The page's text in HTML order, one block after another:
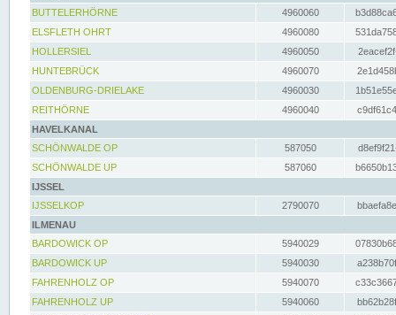
BUTTELERHÖRNE
4960060
ELSFLETH OHRT
4960080
HOLLERSIEL
4960050
HUNTEBRÜCK
4960070
OLDENBURG-DRIELAKE
4960030
REITHÖRNE
4960040
HAVELKANAL
SCHÖNWALDE OP
587050
SCHÖNWALDE UP
587060
IJSSEL
IJSSELKOP
2790070
ILMENAU
BARDOWICK OP
5940029
BARDOWICK UP
5940030
FAHRENHOLZ OP
5940070
FAHRENHOLZ UP
5940060